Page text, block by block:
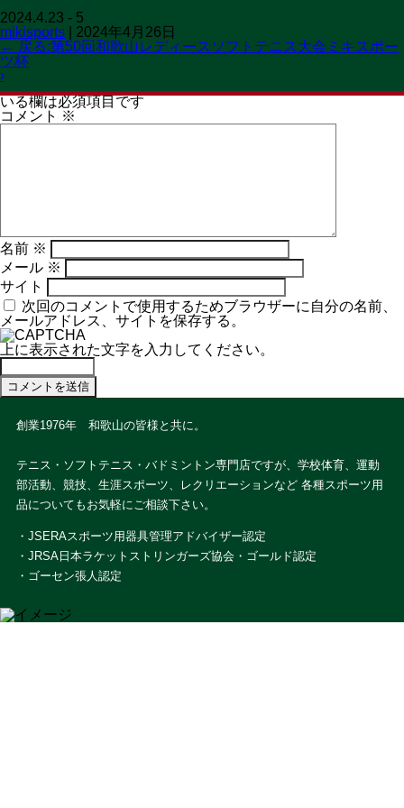
MENU
CLOSED 火曜日
2024.4.23 - 5
mikisports
2024年4月26日
← 戻る:第50回和歌山レディースソフトテニス大会ミキスポー
ツ杯
›
コメントを残す
メールアドレスが公開されることはありません。
いる欄は必須項目です
コメント ※
名前 ※
メール ※
サイト
次回のコメントで使用するためブラウザーに自分の名前、
メールアドレス、サイトを保存する。
上に表示された文字を入力してください。
創業1976年 和歌山の皆様と共に。
テニス・ソフトテニス・バドミントン専門店ですが、学校体育、運動
部活動、競技、生涯スポーツ、レクリエーションなど 各種スポーツ用
品についてもお気軽にご相談下さい。
・JSERAスポーツ用器具管理アドバイザー認定
・JRSA日本ラケットストリンガーズ協会・ゴールド認定
・ゴーセン張人認定